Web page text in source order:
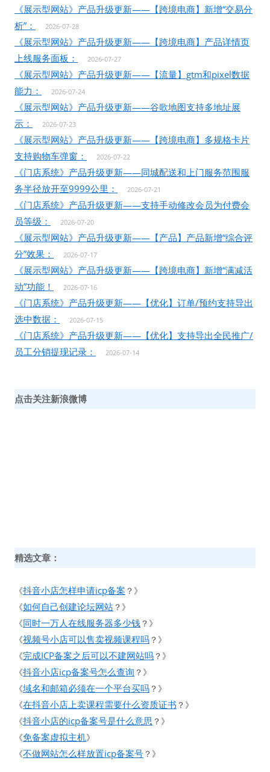
《展示型网站》产品升级更新——【跨境电商】新增“交易分
析”：
2026-07-28
《展示型网站》产品升级更新——【跨境电商】产品详情页
上线服务面板：
2026-07-27
《展示型网站》产品升级更新——【流量】gtm和pixel数据
能力：
2026-07-24
《展示型网站》产品升级更新——谷歌地图支持多地址展
示：
2026-07-23
《展示型网站》产品升级更新——【跨境电商】多规格卡片
支持购物车弹窗：
2026-07-22
《门店系统》产品升级更新——同城配送和上门服务范围服
务半径放开至9999公里：
2026-07-21
《门店系统》产品升级更新——支持手动修改会员为付费会
员等级：
2026-07-20
《展示型网站》产品升级更新——【产品】产品新增“综合评
分”效果：
2026-07-17
《展示型网站》产品升级更新——【跨境电商】新增“满减活
动”功能！
2026-07-16
《门店系统》产品升级更新——【优化】订单/预约支持导出
选中数据：
2026-07-15
《门店系统》产品升级更新——【优化】支持导出全民推广/
员工分销提现记录：
2026-07-14
点击关注新浪微博
精选文章：
《抖音小店怎样申请icp备案 ？》
《如何自己创建论坛网站 ？》
《同时一万人在线服务器多少钱 ？》
《视频号小店可以售卖视频课程吗 ？》
《完成ICP备案之后可以不建网站吗 ？》
《抖音小店icp备案号怎么查询 ？》
《域名和邮箱必须在一个平台买吗 ？》
《在抖音小店上卖课程需要什么资质证书 ？》
《抖音小店的icp备案号是什么意思 ？》
《免备案虚拟主机》
《不做网站怎么样放置icp备案号 ？》